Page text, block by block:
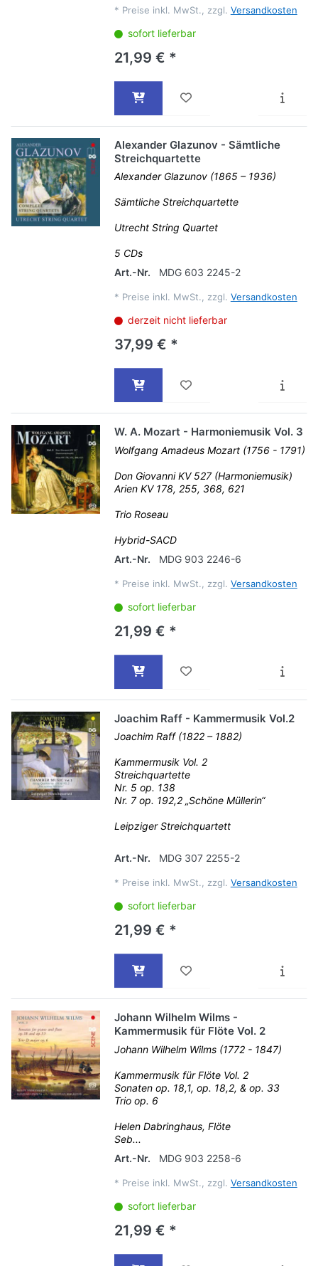
* Preise inkl. MwSt., zzgl. Versandkosten
sofort lieferbar
21,99 € *
Alexander Glazunov - Sämtliche
Streichquartette
Alexander Glazunov (1865 – 1936)
Sämtliche Streichquartette
Utrecht String Quartet
5 CDs
Art.-Nr.
MDG 603 2245-2
* Preise inkl. MwSt., zzgl. Versandkosten
derzeit nicht lieferbar
37,99 € *
W. A. Mozart - Harmoniemusik Vol. 3
Wolfgang Amadeus Mozart (1756 - 1791)
Don Giovanni KV 527 (Harmoniemusik)
Arien KV 178, 255, 368, 621
Trio Roseau
Hybrid-SACD
Art.-Nr.
MDG 903 2246-6
* Preise inkl. MwSt., zzgl. Versandkosten
sofort lieferbar
21,99 € *
Joachim Raff - Kammermusik Vol.2
Joachim Raff (1822 – 1882)
Kammermusik Vol. 2
Streichquartette
Nr. 5 op. 138
Nr. 7 op. 192,2 „Schöne Müllerin“
Leipziger Streichquartett
Art.-Nr. MDG 307 2255-2
* Preise inkl. MwSt., zzgl. Versandkosten
sofort lieferbar
21,99 € *
Johann Wilhelm Wilms -
Kammermusik für Flöte Vol. 2
Johann Wilhelm Wilms (1772 - 1847)
Kammermusik für Flöte Vol. 2
Sonaten op. 18,1, op. 18,2, & op. 33
Trio op. 6
Helen Dabringhaus, Flöte
Seb...
Art.-Nr.
MDG 903 2258-6
* Preise inkl. MwSt., zzgl. Versandkosten
sofort lieferbar
21,99 € *